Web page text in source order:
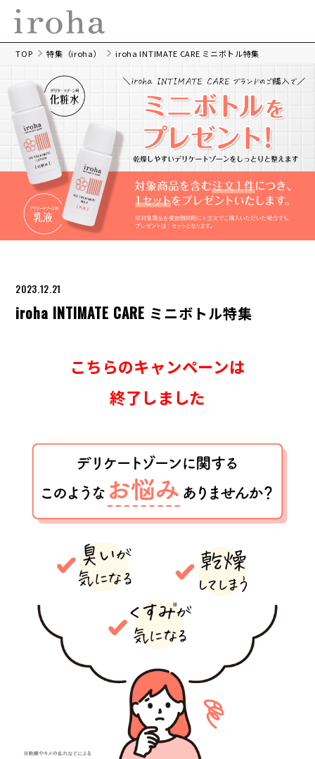
TOP 特集（iroha） iroha INTIMATE CARE ミニボトル特集
2023.12.21
iroha INTIMATE CARE ミニボトル特集
こちらのキャンペーンは
終了しました